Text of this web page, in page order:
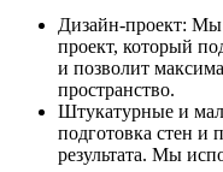
Дизайн-проект: Мы
проект, который
и позволит
пространство.
Штукатурные и
подготовка стен и
результата. Мы